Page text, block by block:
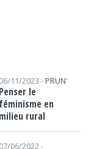
06/11/2023 - PRUN'
Penser le
féminisme en
milieu rural
07/06/2022 -